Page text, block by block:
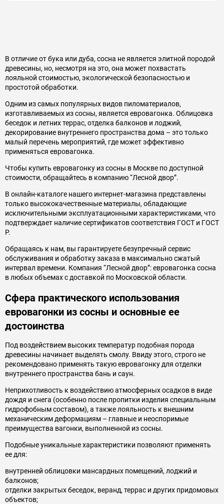
В отличие от бука или дуба, сосна не является элитной породой
древесины, но, несмотря на это, она может похвастать
лояльной стоимостью, экологической безопасностью и
простотой обработки.
Одним из самых популярных видов пиломатериалов,
изготавливаемых из сосны, является евровагонка. Облицовка
беседок и летних террас, отделка балконов и лоджий,
декорирование внутреннего пространства дома – это только
малый перечень мероприятий, где может эффективно
применяться евровагонка.
Чтобы купить евровагонку из сосны в Москве по доступной
стоимости, обращайтесь в компанию “Лесной двор”.
В онлайн-каталоге нашего интернет-магазина представлены
только высококачественные материалы, обладающие
исключительными эксплуатационными характеристиками, что
подтверждает наличие сертификатов соответствия ГОСТ и ГОСТ
Р.
Обращаясь к нам, вы гарантируете безупречный сервис
обслуживания и обработку заказа в максимально сжатый
интервал времени. Компания “Лесной двор”: евровагонка сосна
в любых объемах с доставкой по Московской области.
Сфера практического использования
евровагонки из сосны и основные ее
достоинства
Под воздействием высоких температур подобная порода
древесины начинает выделять смолу. Ввиду этого, строго не
рекомендовано применять такую евровагонку для отделки
внутреннего пространства бань и саун.
Неприхотливость к воздействию атмосферных осадков в виде
дождя и снега (особенно после пропитки изделия специальным
гидрофобным составом), а также лояльность к внешним
механическим деформациям – главные и неоспоримые
преимущества вагонки, выполненной из сосны.
Подобные уникальные характеристики позволяют применять
ее для:
внутренней облицовки мансардных помещений, лоджий и
балконов;
отделки закрытых беседок, веранд, террас и других придомовых
объектов;